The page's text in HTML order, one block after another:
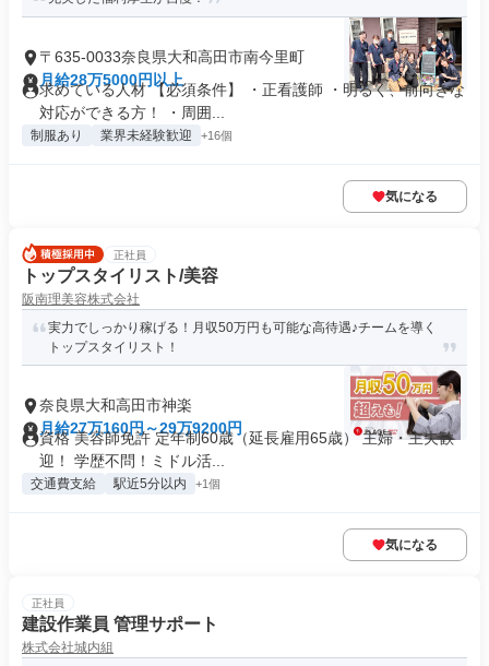
〒635-0033奈良県大和高田市南今里町
月給28万5000円以上
求めている人材 【必須条件】 ・正看護師 ・明るく、前向きな
対応ができる方！ ・周囲...
制服あり 業界未経験歓迎 +16個
気になる
正社員
トップスタイリスト/美容
阪南理美容株式会社
実力でしっかり稼げる！月収50万円も可能な高待遇♪チームを導く
トップスタイリスト！
奈良県大和高田市神楽
月給27万160円～29万9200円
資格 美容師免許 定年制60歳（延長雇用65歳） 主婦・主夫歓
迎！ 学歴不問！ミドル活...
交通費支給 駅近5分以内 +1個
気になる
正社員
建設作業員 管理サポート
株式会社城内組